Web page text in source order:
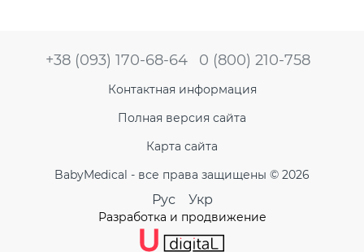
+38 (093) 170-68-64 0 (800) 210-758
Контактная информация
Полная версия сайта
Карта сайта
BabyMedical - все права защищены © 2026
Рус Укр
Разработка и продвижение